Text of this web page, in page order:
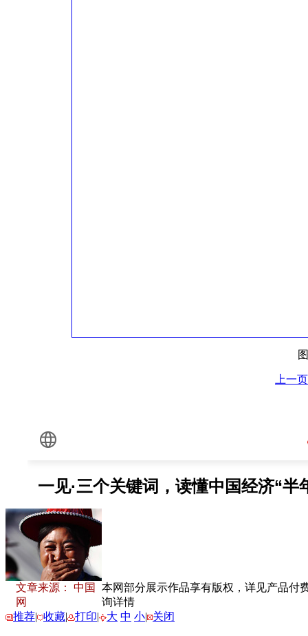
上一页
文章来源： 中国
网
本网部分展示作品享有版权，详见产品付
询详情
推荐| 收藏| 打印| 大 中 小| 关闭